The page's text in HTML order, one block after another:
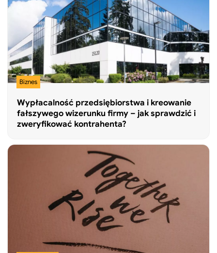
Biznes
Wypłacalność przedsiębiorstwa i kreowanie
fałszywego wizerunku firmy – jak sprawdzić i
zweryfikować kontrahenta?